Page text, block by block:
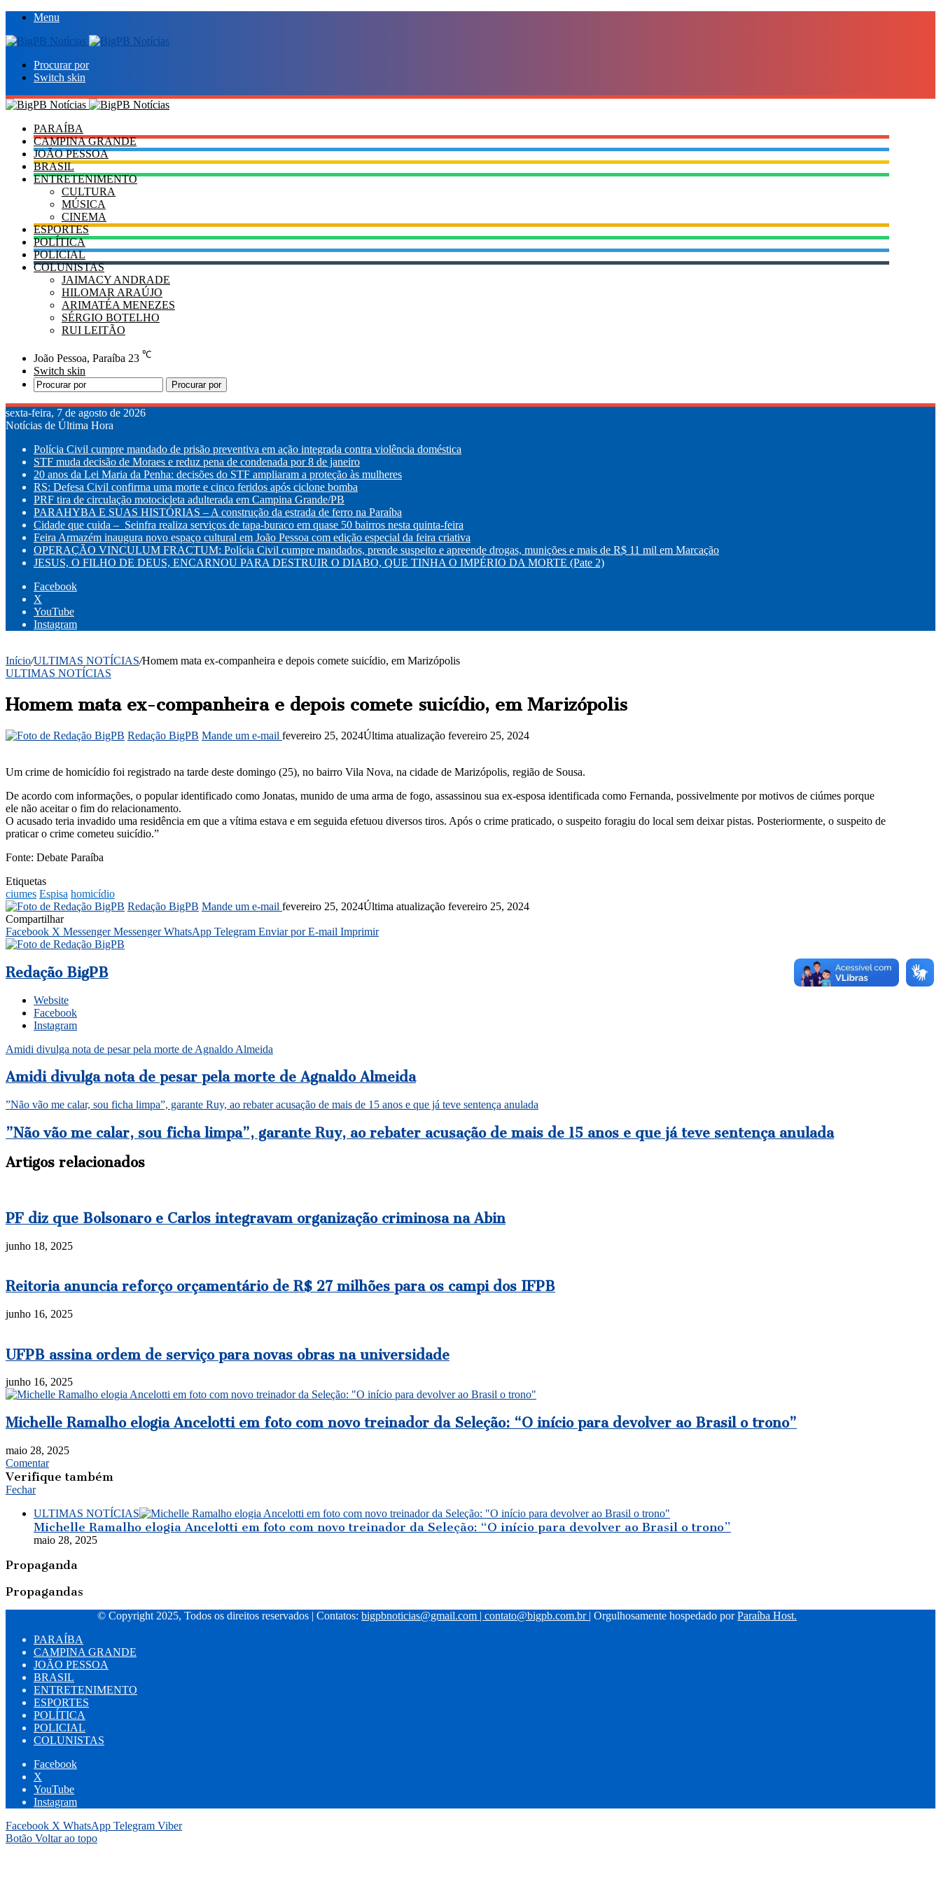
Menu
Procurar por
Switch skin
PARAÍBA
CAMPINA GRANDE
JOÃO PESSOA
BRASIL
ENTRETENIMENTO
CULTURA
MÚSICA
CINEMA
ESPORTES
POLÍTICA
POLICIAL
COLUNISTAS
JAIMACY ANDRADE
HILOMAR ARAÚJO
ARIMATÉA MENEZES
SÉRGIO BOTELHO
RUI LEITÃO
João Pessoa, Paraíba 23 ℃
Switch skin
Procurar por
sexta-feira, 7 de agosto de 2026
Notícias de Última Hora
Polícia Civil cumpre mandado de prisão preventiva em ação integrada contra violência doméstica
STF muda decisão de Moraes e reduz pena de condenada por 8 de janeiro
20 anos da Lei Maria da Penha: decisões do STF ampliaram a proteção às mulheres
RS: Defesa Civil confirma uma morte e cinco feridos após ciclone bomba
PRF tira de circulação motocicleta adulterada em Campina Grande/PB
PARAHYBA E SUAS HISTÓRIAS – A construção da estrada de ferro na Paraíba
Cidade que cuida – Seinfra realiza serviços de tapa-buraco em quase 50 bairros nesta quinta-feira
Feira Armazém inaugura novo espaço cultural em João Pessoa com edição especial da feira criativa
OPERAÇÃO VINCULUM FRACTUM: Polícia Civil cumpre mandados, prende suspeito e apreende drogas, munições e mais de R$ 11 mil em Marcação
JESUS, O FILHO DE DEUS, ENCARNOU PARA DESTRUIR O DIABO, QUE TINHA O IMPÉRIO DA MORTE (Pate 2)
Facebook
X
YouTube
Instagram
Início/ULTIMAS NOTÍCIAS/Homem mata ex-companheira e depois comete suicídio, em Marizópolis
ULTIMAS NOTÍCIAS
Homem mata ex-companheira e depois comete suicídio, em Marizópolis
Redação BigPB Mande um e-mail fevereiro 25, 2024Última atualização fevereiro 25, 2024
Um crime de homicídio foi registrado na tarde deste domingo (25), no bairro Vila Nova, na cidade de Marizópolis, região de Sousa.
De acordo com informações, o popular identificado como Jonatas, munido de uma arma de fogo, assassinou sua ex-esposa identificada como Fernanda, possivelmente por motivos de ciúmes porque
ele não aceitar o fim do relacionamento.
O acusado teria invadido uma residência em que a vítima estava e em seguida efetuou diversos tiros. Após o crime praticado, o suspeito foragiu do local sem deixar pistas. Posteriormente, o suspeito de
praticar o crime cometeu suicídio.”
Fonte: Debate Paraíba
Etiquetas
ciumes Espisa homicídio
Redação BigPB Mande um e-mail fevereiro 25, 2024Última atualização fevereiro 25, 2024
Compartilhar
Facebook X Messenger Messenger WhatsApp Telegram Enviar por E-mail Imprimir
Redação BigPB
Website
Facebook
Instagram
Amidi divulga nota de pesar pela morte de Agnaldo Almeida
Amidi divulga nota de pesar pela morte de Agnaldo Almeida
”Não vão me calar, sou ficha limpa”, garante Ruy, ao rebater acusação de mais de 15 anos e que já teve sentença anulada
”Não vão me calar, sou ficha limpa”, garante Ruy, ao rebater acusação de mais de 15 anos e que já teve sentença anulada
Artigos relacionados
PF diz que Bolsonaro e Carlos integravam organização criminosa na Abin
junho 18, 2025
Reitoria anuncia reforço orçamentário de R$ 27 milhões para os campi dos IFPB
junho 16, 2025
UFPB assina ordem de serviço para novas obras na universidade
junho 16, 2025
Michelle Ramalho elogia Ancelotti em foto com novo treinador da Seleção: “O início para devolver ao Brasil o trono”
maio 28, 2025
Comentar
Verifique também
Fechar
ULTIMAS NOTÍCIAS
Michelle Ramalho elogia Ancelotti em foto com novo treinador da Seleção: “O início para devolver ao Brasil o trono”
maio 28, 2025
Propaganda
Propagandas
© Copyright 2025, Todos os direitos reservados | Contatos:bigpbnoticias@gmail.com |contato@bigpb.com.br | Orgulhosamente hospedado porParaíba Host.
PARAÍBA
CAMPINA GRANDE
JOÃO PESSOA
BRASIL
ENTRETENIMENTO
ESPORTES
POLÍTICA
POLICIAL
COLUNISTAS
Facebook
X
YouTube
Instagram
Facebook X WhatsApp Telegram Viber
Botão Voltar ao topo